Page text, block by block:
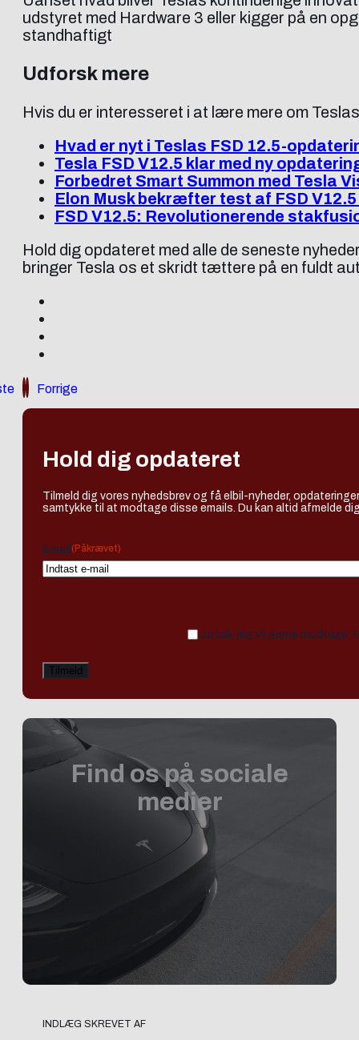
udstyret med Hardware 3 eller kigger på en
standhaftigt
Udforsk mere
Hvis du er interesseret i at lære mere om
Hvad er nyt i Teslas FSD 12.5-
Tesla FSD V12.5 klar med ny
Forbedret Smart Summon med Tesla
Elon Musk bekræfter test af FSD V12.5
FSD V12.5: Revolutionerende
Hold dig opdateret med alle de seneste
bringer Tesla os et skridt tættere på en fuldt
Forrige
Hold dig opdateret
Tilmeld dig vores nyhedsbrev og få elbil-nyheder,
samtykke til at modtage disse emails. Du kan altid afmelde
Email (Påkrævet)
Ja tak, jeg vil gerne modtage
Find os på sociale
medier
INDLÆG SKREVET AF